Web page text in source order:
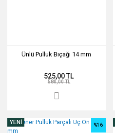
Ünlü Pulluk Bıçağı 14 mm
525,00 TL
580,00 TL
YENİ %16